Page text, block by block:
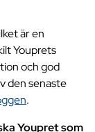
är en
Youprets
och god
den senaste
.
Youpret som